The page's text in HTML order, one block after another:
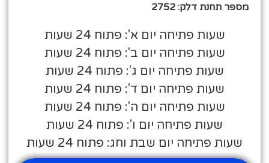
מספר תחנת דלק: 2752
שעות פתיחה יום א': פתוח 24 שעות
שעות פתיחה יום ב': פתוח 24 שעות
שעות פתיחה יום ג': פתוח 24 שעות
שעות פתיחה יום ד': פתוח 24 שעות
שעות פתיחה יום ה': פתוח 24 שעות
שעות פתיחה יום ו': פתוח 24 שעות
שעות פתיחה יום שבת וחג: פתוח 24 שעות